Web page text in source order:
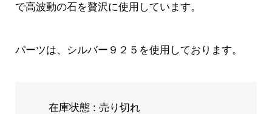
で高波動の石を贅沢に使用しています。
パーツは、シルバー９２５を使用しております。
在庫状態 : 売り切れ